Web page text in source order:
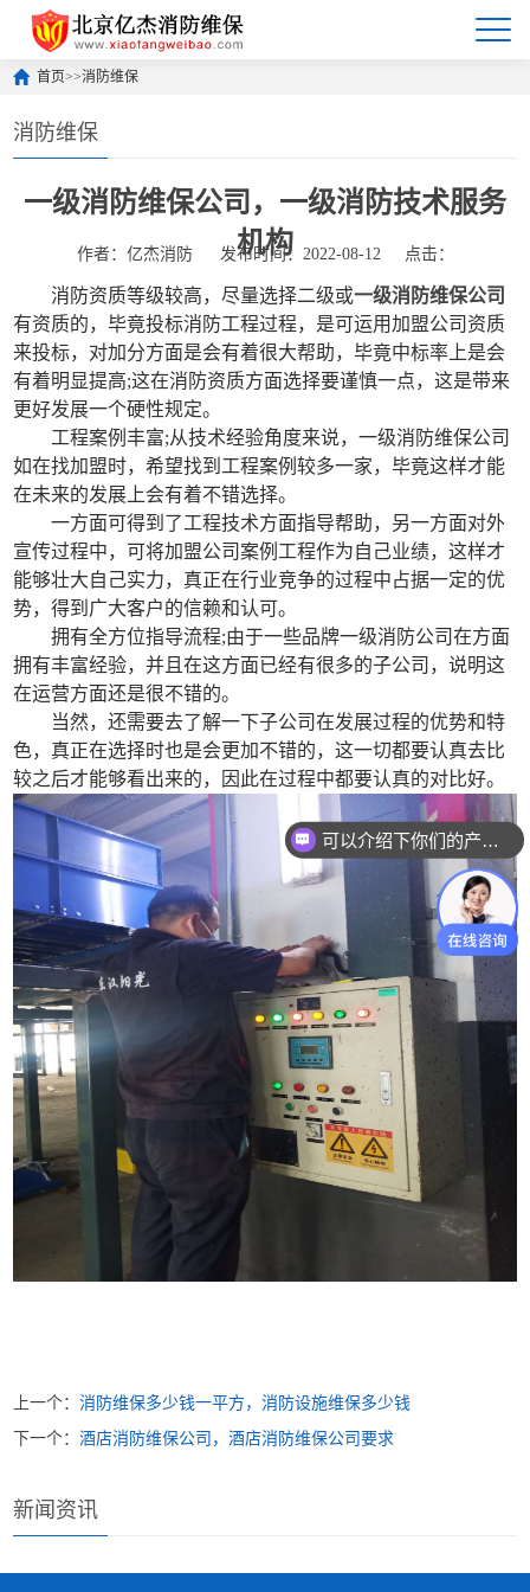
首页>>消防维保
消防维保
一级消防维保公司，一级消防技术服务
机构
作者：亿杰消防 发布时间：2022-08-12 点击：
消防资质等级较高，尽量选择二级或一级消防维保公司
有资质的，毕竟投标消防工程过程，是可运用加盟公司资质
来投标，对加分方面是会有着很大帮助，毕竟中标率上是会
有着明显提高;这在消防资质方面选择要谨慎一点，这是带来
更好发展一个硬性规定。
工程案例丰富;从技术经验角度来说，一级消防维保公司
如在找加盟时，希望找到工程案例较多一家，毕竟这样才能
在未来的发展上会有着不错选择。
一方面可得到了工程技术方面指导帮助，另一方面对外
宣传过程中，可将加盟公司案例工程作为自己业绩，这样才
能够壮大自己实力，真正在行业竞争的过程中占据一定的优
势，得到广大客户的信赖和认可。
拥有全方位指导流程;由于一些品牌一级消防公司在方面
拥有丰富经验，并且在这方面已经有很多的子公司，说明这
在运营方面还是很不错的。
当然，还需要去了解一下子公司在发展过程的优势和特
色，真正在选择时也是会更加不错的，这一切都要认真去比
较之后才能够看出来的，因此在过程中都要认真的对比好。
上一个：消防维保多少钱一平方，消防设施维保多少钱
下一个：酒店消防维保公司，酒店消防维保公司要求
新闻资讯